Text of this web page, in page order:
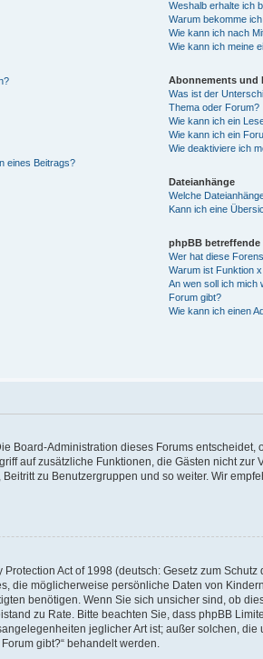
eines Beitrags?
Weshalb erhalte ich
Warum bekomme
Wie kann ich nach
Wie kann ich meine
Abonnements und
Was ist der
Thema oder Forum?
Wie kann ich ein
Wie kann ich ein
Wie deaktiviere ich
Dateianhänge
Welche
Kann ich eine
phpBB betreffende
Wer hat diese
Warum ist Funktion
An wen soll ich mich
Forum gibt?
Wie kann ich einen
Board-Administration dieses Forums
auf zusätzliche Funktionen, die Gästen nicht zur
zu Benutzergruppen und so weiter. Wir
Act of 1998 (deutsch: Gesetz zum
die möglicherweise persönliche Daten von
benötigen. Wenn Sie sich unsicher sind, ob
zu Rate. Bitte beachten Sie, dass phpBB
jeglicher Art ist; außer solchen,
gibt?“ behandelt werden.